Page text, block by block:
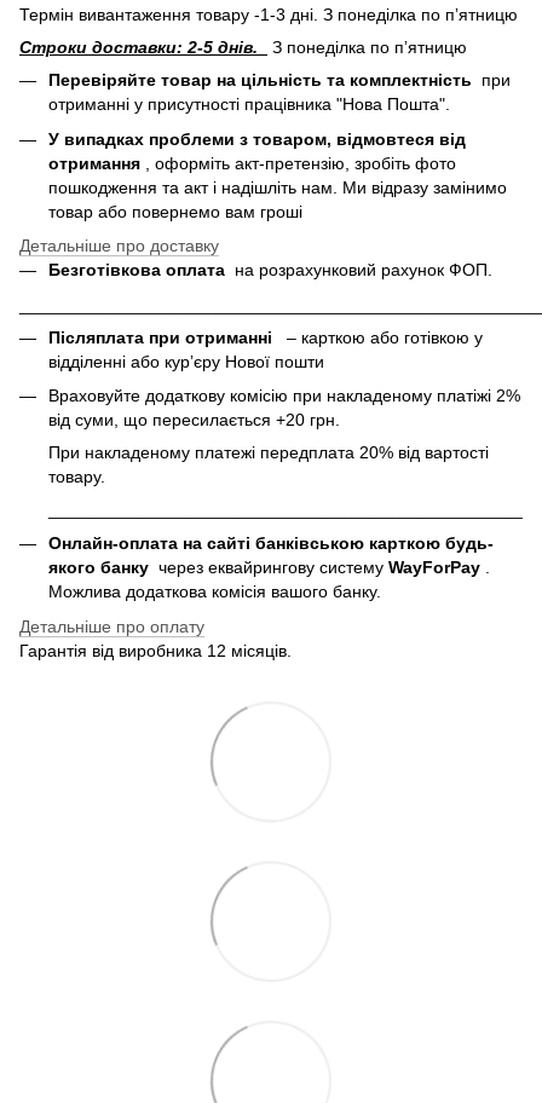
Термін вивантаження товару -1-3 дні. З понеділка по пʼятницю
Строки доставки: 2-5 днів.
З понеділка по пʼятницю
Перевіряйте товар на цільність та комплектність при
отриманні у присутності працівника "Нова Пошта".
У випадках проблеми з товаром, відмовтеся від
отримання , оформіть акт-претензію, зробіть фото
пошкодження та акт і надішліть нам. Ми відразу замінимо
товар або повернемо вам гроші
Детальніше про доставку
Безготівкова оплата на розрахунковий рахунок ФОП.
Післяплата при отриманні
– карткою або готівкою у
відділенні або курʼєру Нової пошти
Враховуйте додаткову комісію при накладеному платіжі 2%
від суми, що пересилається +20 грн.
При накладеному платежі передплата 20% від вартості
товару.
Онлайн-оплата на сайті банківською карткою будь-
якого банку через еквайрингову систему WayForPay .
Можлива додаткова комісія вашого банку.
Детальніше про оплату
Гарантія від виробника 12 місяців.